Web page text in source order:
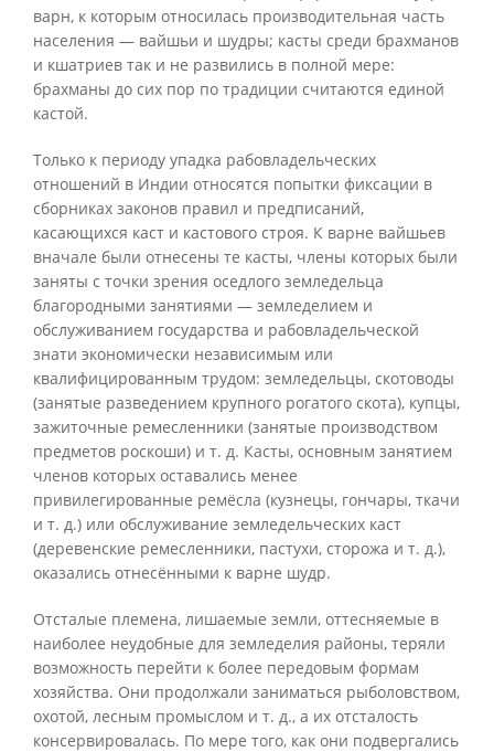
варн, к которым относилась производительная часть
населения — вайшьи и шудры; касты среди брахманов
и кшатриев так и не развились в полной мере:
брахманы до сих пор по традиции считаются единой
кастой.
Только к периоду упадка рабовладельческих
отношений в Индии относятся попытки фиксации в
сборниках законов правил и предписаний,
касающихся каст и кастового строя. К варне вайшьев
вначале были отнесены те касты, члены которых были
заняты с точки зрения оседлого земледельца
благородными занятиями — земледелием и
обслуживанием государства и рабовладельческой
знати экономически независимым или
квалифицированным трудом: земледельцы, скотоводы
(занятые разведением крупного рогатого скота), купцы,
зажиточные ремесленники (занятые производством
предметов роскоши) и т. д. Касты, основным занятием
членов которых оставались менее
привилегированные ремёсла (кузнецы, гончары, ткачи
и т. д.) или обслуживание земледельческих каст
(деревенские ремесленники, пастухи, сторожа и т. д.),
оказались отнесёнными к варне шудр.
Отсталые племена, лишаемые земли, оттесняемые в
наиболее неудобные для земледелия районы, теряли
возможность перейти к более передовым формам
хозяйства. Они продолжали заниматься рыболовством,
охотой, лесным промыслом и т. д., а их отсталость
консервировалась. По мере того, как они подвергались